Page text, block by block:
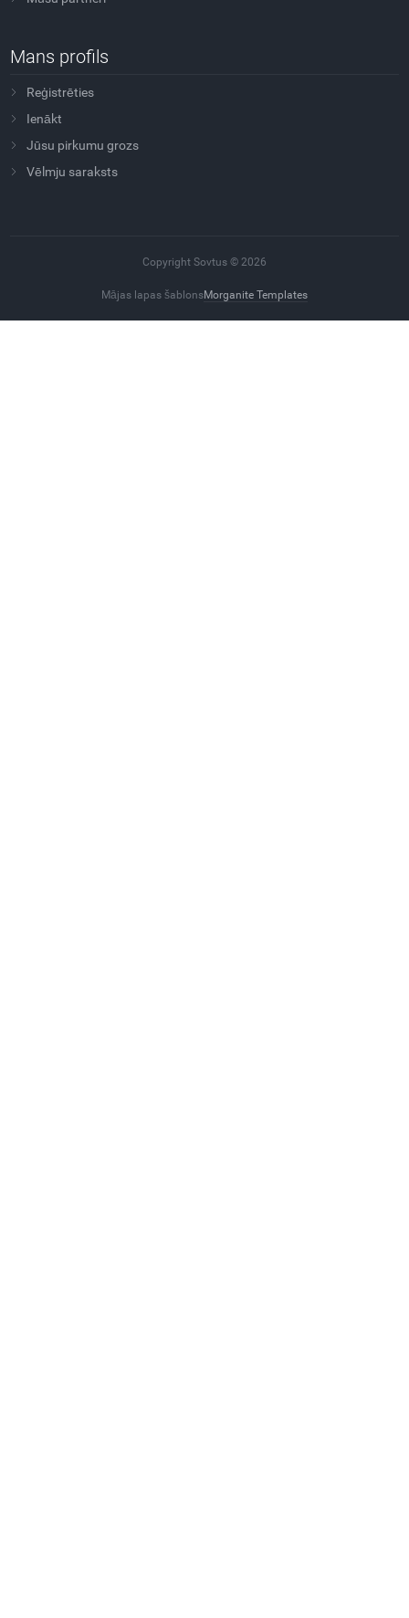
Mans profils
Reģistrēties
Ienākt
Jūsu pirkumu grozs
Vēlmju saraksts
Copyright Sovtus © 2026
Mājas lapas šablonsMorganite Templates